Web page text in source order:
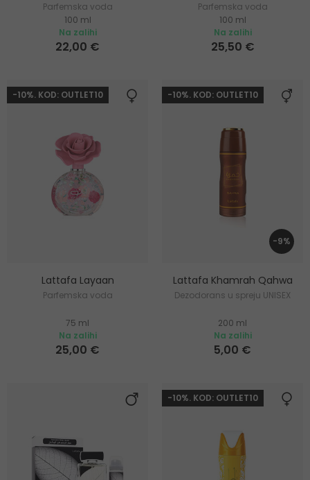
Parfemska voda
100 ml
Na zalihi
22,00 €
Parfemska voda
100 ml
Na zalihi
25,50 €
-10%. KOD: OUTLET10
Lattafa Layaan
Parfemska voda
75 ml
Na zalihi
25,00 €
-10%. KOD: OUTLET10
-9%
Lattafa Khamrah Qahwa
Dezodorans u spreju UNISEX
200 ml
Na zalihi
5,00 €
-10%. KOD: OUTLET10